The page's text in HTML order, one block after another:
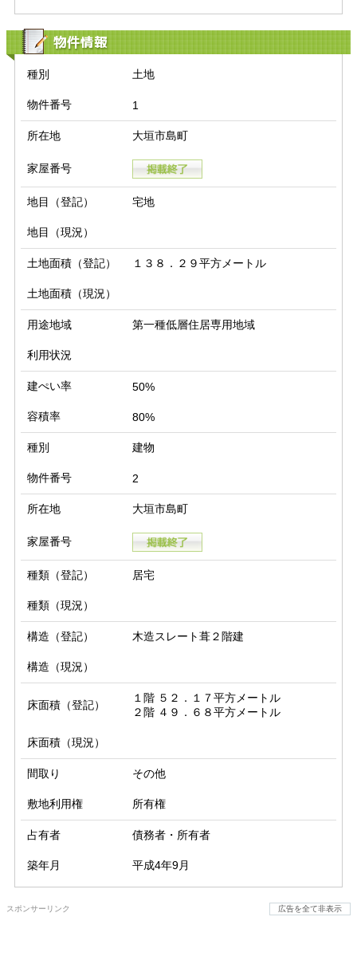
物件情報
種別 土地
物件番号 1
所在地 大垣市島町
家屋番号
地目（登記） 宅地
地目（現況）
土地面積（登記） １３８．２９平方メートル
土地面積（現況）
用途地域 第一種低層住居専用地域
利用状況
建ぺい率 50%
容積率 80%
種別 建物
物件番号 2
所在地 大垣市島町
家屋番号
種類（登記） 居宅
種類（現況）
構造（登記） 木造スレート葺２階建
構造（現況）
床面積（登記）
１階 ５２．１７平方メートル
２階 ４９．６８平方メートル
床面積（現況）
間取り その他
敷地利用権 所有権
占有者 債務者・所有者
築年月 平成4年9月
スポンサーリンク 広告を全て非表示